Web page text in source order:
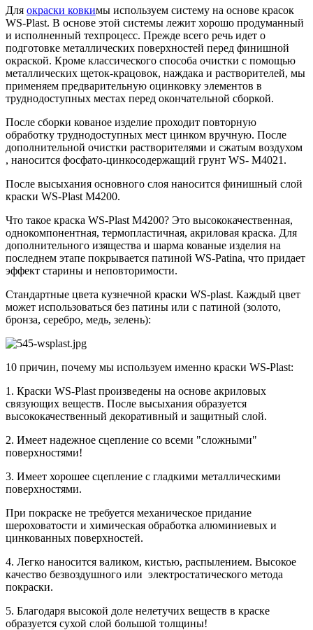
Для окраски ковкимы используем систему на основе красок
WS-Plast. В основе этой системы лежит хорошо продуманный
и исполненный техпроцесс. Прежде всего речь идет о
подготовке металлических поверхностей перед финишной
окраской. Кроме классического способа очистки с помощью
металлических щеток-крацовок, наждака и растворителей, мы
применяем предварительную оцинковку элементов в
труднодоступных местах перед окончательной сборкой.
После сборки кованое изделие проходит повторную
обработку труднодоступных мест цинком вручную. После
дополнительной очистки растворителями и сжатым воздухом
, наносится фосфато-цинкосодержащий грунт WS- M4021.
После высыхания основного слоя наносится финишный слой
краски WS-Plast M4200.
Что такое краска WS-Plast М4200? Это высококачественная,
однокомпонентная, термопластичная, акриловая краска. Для
дополнительного изящества и шарма кованые изделия на
последнем этапе покрывается патиной WS-Patina, что придает
эффект старины и неповторимости.
Стандартные цвета кузнечной краски WS-plast. Каждый цвет
может использоваться без патины или с патиной (золото,
бронза, серебро, медь, зелень):
10 причин, почему мы используем именно краски WS-Plast:
1. Краски WS-Plast произведены на основе акриловых
связующих веществ. После высыхания образуется
высококачественный декоративный и защитный слой.
2. Имеет надежное сцепление со всеми "сложными"
поверхностями!
3. Имеет хорошее сцепление с гладкими металлическими
поверхностями.
При покраске не требуется механическое придание
шероховатости и химическая обработка алюминиевых и
цинкованных поверхностей.
4. Легко наносится валиком, кистью, распылением. Высокое
качество безвоздушного или электростатического метода
покраски.
5. Благодаря высокой доле нелетучих веществ в краске
образуется сухой слой большой толщины!